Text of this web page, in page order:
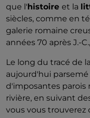
que l' histoire et la
siècles, comme en
galerie romaine
années 70 après J.-
Le long du tracé de
aujourd'hui
d'imposantes parois
rivière, en suivant
vous vous trouverez